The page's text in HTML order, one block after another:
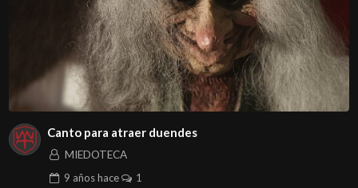
Canto para atraer duendes
MIEDOTECA
9 añoshace 1